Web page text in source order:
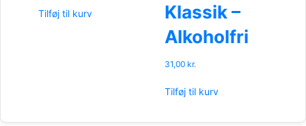
Tilføj til kurv
Klassik –
Alkoholfri
31,00 kr.
Tilføj til kurv